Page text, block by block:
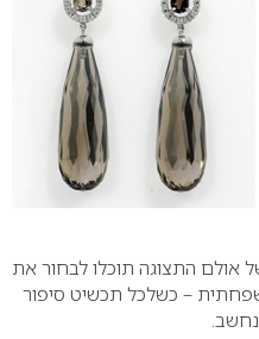
אולם התצוגה תוכלו לבחור את
– כשלכל תכשיט סיפור